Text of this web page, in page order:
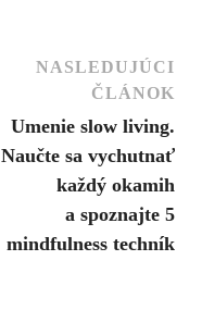
NASLEDUJÚCI
ČLÁNOK
Umenie slow living.
Naučte sa vychutnať
každý okamih
a spoznajte 5
mindfulness techník